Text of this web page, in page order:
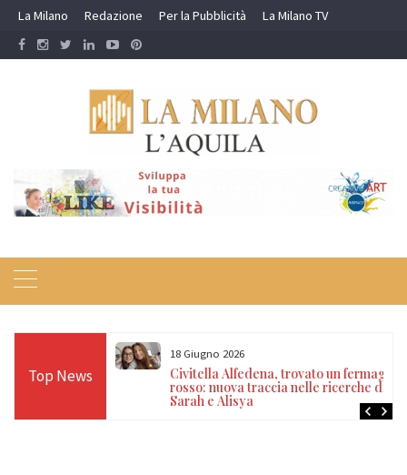
Skip
content
La Milano Redazione Per la Pubblicità La Milano TV
Top News
dopo 14
e
18 Giugno 2026
Civitella Alfedena, trovato un fermaglio
rosso: nuova traccia nelle ricerche di
Sarah e Alisya